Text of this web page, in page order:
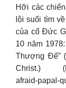
Hỡi các
lội suối tìm
của cố Đức
10 năm
Thượng Đế”
Christ.)
afraid-papal-